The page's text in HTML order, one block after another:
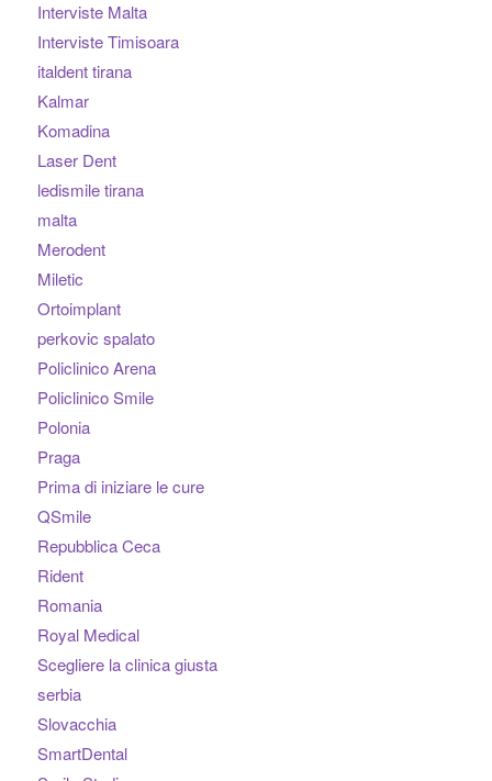
Interviste Malta
Interviste Timisoara
italdent tirana
Kalmar
Komadina
Laser Dent
ledismile tirana
malta
Merodent
Miletic
Ortoimplant
perkovic spalato
Policlinico Arena
Policlinico Smile
Polonia
Praga
Prima di iniziare le cure
QSmile
Repubblica Ceca
Rident
Romania
Royal Medical
Scegliere la clinica giusta
serbia
Slovacchia
SmartDental